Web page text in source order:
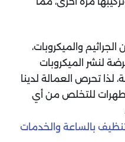
والميكروبات،
لنشر الميكروبات
لذا تحرص العمالة لدينا
للتخلص من أي
بالساعة والخدمات